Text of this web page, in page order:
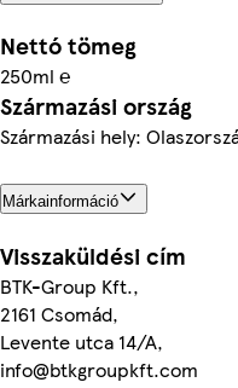
Nettó tömeg
250ml ℮
Származási ország
Származási hely:
Márkainformáció
Visszaküldési cím
BTK-Group Kft.,
2161 Csomád,
Levente utca 14/A,
info@btkgroupkft.com